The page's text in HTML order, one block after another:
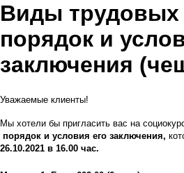
Виды трудовых
порядок и
заключения
Уважаемые клиенты!
Мы хотели бы пригласить вас на
порядок и условия его заключения,
26.10.2021 в 16.00 час.